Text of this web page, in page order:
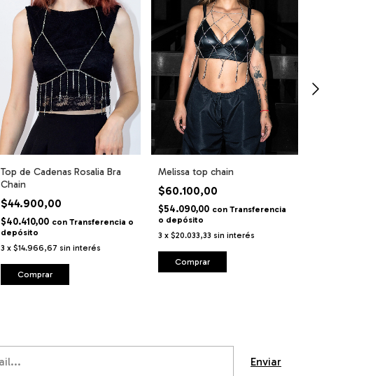
Top de Cadenas Rosalia Bra
Chain
$44.900,00
$40.410,00 con Transferencia o
depósito
3 x $14.966,67 sin interés
Comprar
Melissa top chain
$60.100,00
$54.090,00 con Transferencia
o depósito
3 x $20.033,33 sin interés
Comprar